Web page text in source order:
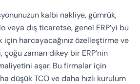
kalbi nakliye, gümrük,
veya dış ticaretse, genel ERP’yi bu
harcayacağınız özelleştirme ve
çoğu zaman dikey bir ERP’nin
aşar. Bu firmalar için
düşük TCO ve daha hızlı kurulum